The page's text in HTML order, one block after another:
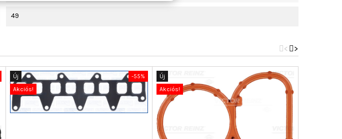
49
>
<
-55%
Új
Akciós!
Új
Akciós!